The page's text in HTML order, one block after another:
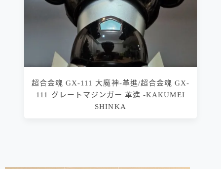
超合金魂 GX-111 大魔神-革進/超合金魂 GX-
111 グレートマジンガー 革進 -KAKUMEI
SHINKA